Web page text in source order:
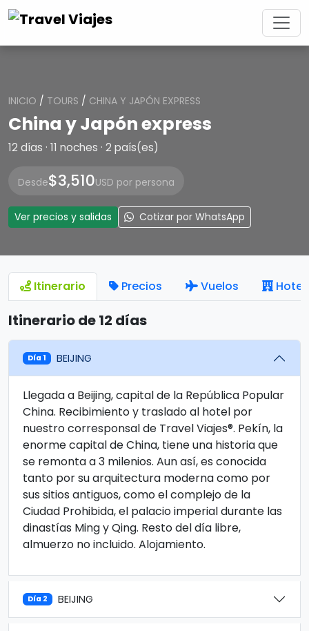
INICIO / TOURS / CHINA Y JAPÓN EXPRESS
China y Japón express
12 días · 11 noches · 2 país(es)
Desde$3,510USD por persona
Ver precios y salidas Cotizar por WhatsApp
Itinerario Precios Vuelos
Itinerario de 12 días
Día 1 BEIJING
Llegada a Beijing, capital de la República Popular
China. Recibimiento y traslado al hotel por
nuestro corresponsal de Travel Viajes®. Pekín, la
enorme capital de China, tiene una historia que
se remonta a 3 milenios. Aun así, es conocida
tanto por su arquitectura moderna como por
sus sitios antiguos, como el complejo de la
Ciudad Prohibida, el palacio imperial durante las
dinastías Ming y Qing. Resto del día libre,
almuerzo no incluido. Alojamiento.
Día 2 BEIJING